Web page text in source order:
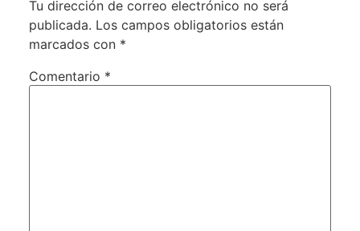
Tu dirección de correo electrónico no será
publicada. Los campos obligatorios están
marcados con *
Comentario *